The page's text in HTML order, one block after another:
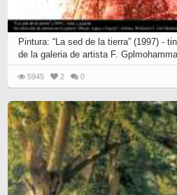
Pintura: “La sed de la tierra” (1997) -
de la galeria de artista F.
5945 2 0